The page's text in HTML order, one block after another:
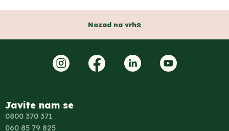
Nazad na vrh
Javite nam se
0800 370 371
060 85 79 825